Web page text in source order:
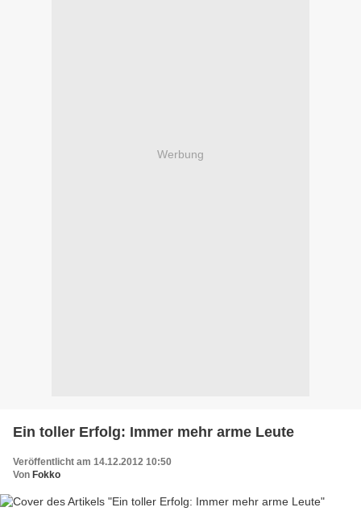
Werbung
Ein toller Erfolg: Immer mehr arme Leute
Veröffentlicht am 14.12.2012 10:50
Von Fokko